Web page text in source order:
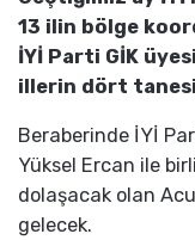
13 ilin bölge
İYİ Parti GİK
illerin dört
Beraberinde İYİ
Yüksel Ercan ile
dolaşacak olan
gelecek.